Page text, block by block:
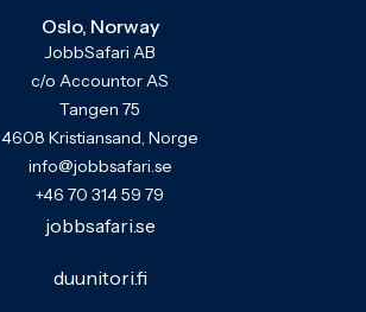
Oslo, Norway
JobbSafari AB
c/o Accountor AS
Tangen 75
4608 Kristiansand, Norge
info@jobbsafari.se
+46 70 314 59 79
jobbsafari.se
duunitori.fi